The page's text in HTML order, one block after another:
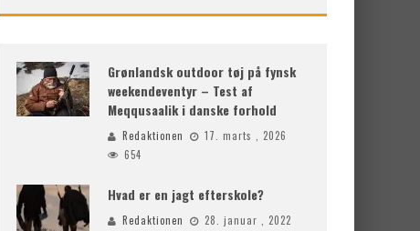
Grønlandsk outdoor tøj på fynsk
weekendeventyr – Test af
Meqqusaalik i danske forhold
Redaktionen
17. marts , 2026
654
Hvad er en jagt efterskole?
Redaktionen
28. januar , 2022